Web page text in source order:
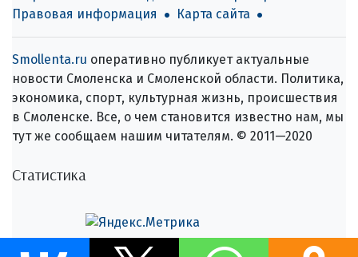
Правовая информация
Карта сайта
Smollenta.ru оперативно публикует актуальные
новости Смоленска и Смоленской области. Политика,
экономика, спорт, культурная жизнь, происшествия
в Смоленске. Все, о чем становится известно нам, мы
тут же сообщаем нашим читателям. © 2011—2020
Статистика